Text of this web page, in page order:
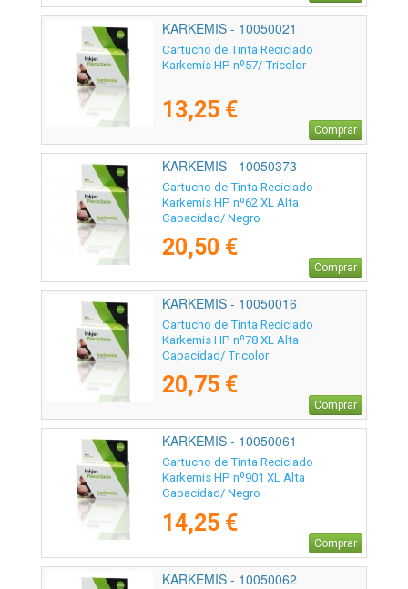
KARKEMIS - 10050021
Cartucho de Tinta Reciclado
Karkemis HP nº57/ Tricolor
13,25 €
Comprar
KARKEMIS - 10050373
Cartucho de Tinta Reciclado
Karkemis HP nº62 XL Alta
Capacidad/ Negro
20,50 €
Comprar
KARKEMIS - 10050016
Cartucho de Tinta Reciclado
Karkemis HP nº78 XL Alta
Capacidad/ Tricolor
20,75 €
Comprar
KARKEMIS - 10050061
Cartucho de Tinta Reciclado
Karkemis HP nº901 XL Alta
Capacidad/ Negro
14,25 €
Comprar
KARKEMIS - 10050062